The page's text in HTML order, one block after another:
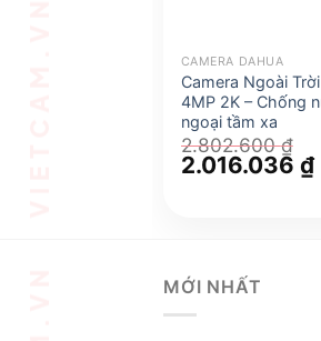
CAMERA DAHUA
Camera Ngoài
4MP 2K – Chống
ngoại tầm xa
2.802.600₫
Giá
gốc
2.016.036 ₫
MỚI NHẤT